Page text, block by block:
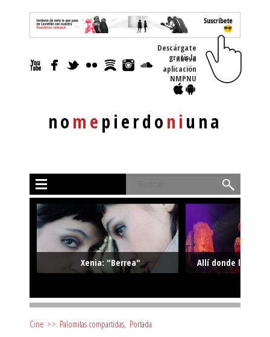
nomepierdoniuna
Descárgate
gratis la nueva
aplicación
NMPNU
Xenia: "Berrea" Allí donde la
Cine >> Palomitas compartidas, Portada